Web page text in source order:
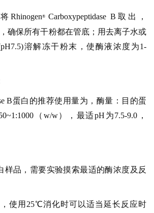
Rhinogen®Carboxypeptidase B取出，
，确保所有干粉都在管底；用去离子水或
溶解冻干粉末，使酶液浓度为1-
B蛋白的推荐使用量为，酶量：目的蛋
（w/w），最适pH为7.5-9.0，
样品，需要实验摸索最适的酶浓度及反
使用25℃消化时可以适当延长反应时